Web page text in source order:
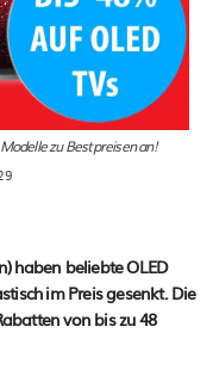
zu Bestpreisen an!
haben beliebte OLED
im Preis gesenkt. Die
von bis zu 48